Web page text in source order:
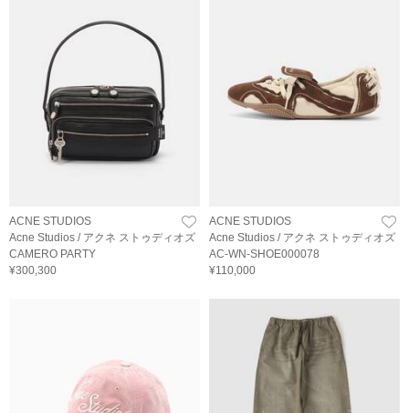
ACNE STUDIOS
Acne Studios / アクネ ストゥディオズ
CAMERO PARTY
¥300,300
ACNE STUDIOS
Acne Studios / アクネ ストゥディオズ
AC-WN-SHOE000078
¥110,000